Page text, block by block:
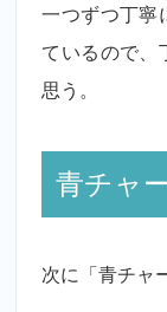
一つずつ丁寧
ているので、
思う。
青チャ
次に「青チャ